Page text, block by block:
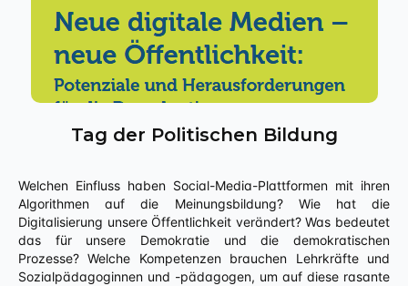
Tag der Politischen Bildung
Welchen Einfluss haben Social-Media-Plattformen mit ihren
Algorithmen auf die Meinungsbildung? Wie hat die
Digitalisierung unsere Öffentlichkeit verändert? Was bedeutet
das für unsere Demokratie und die demokratischen
Prozesse? Welche Kompetenzen brauchen Lehrkräfte und
Sozialpädagoginnen und -pädagogen, um auf diese rasante